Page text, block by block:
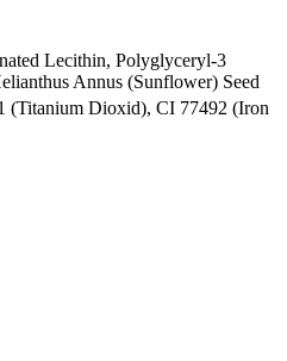
Lecithin, Polyglyceryl-3
Annus (Sunflower) Seed
(Titanium Dioxid), CI 77492 (Iron